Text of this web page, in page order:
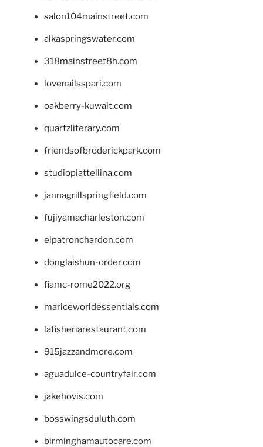
salon104mainstreet.com
alkaspringswater.com
318mainstreet8h.com
lovenailsspari.com
oakberry-kuwait.com
quartzliterary.com
friendsofbroderickpark.com
studiopiattellina.com
jannagrillspringfield.com
fujiyamacharleston.com
elpatronchardon.com
donglaishun-order.com
fiamc-rome2022.org
mariceworldessentials.com
lafisheriarestaurant.com
915jazzandmore.com
aguadulce-countryfair.com
jakehovis.com
bosswingsduluth.com
birminghamautocare.com